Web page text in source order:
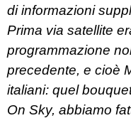
di informazioni
Prima via satellite
programmazione
precedente, e cioè
italiani: quel
On Sky, abbiamo